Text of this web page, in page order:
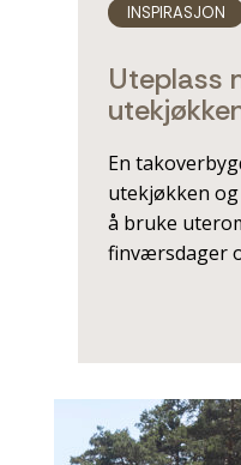
INSPIRASJON
Uteplass
En
utekjøkken
å bruke
finværsdager